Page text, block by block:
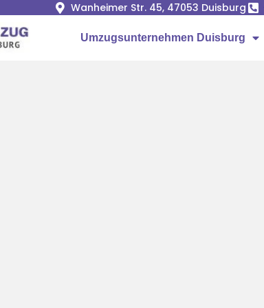
Wanheimer Str. 45, 47053 Duisburg
Umzugsunternehmen Duisburg